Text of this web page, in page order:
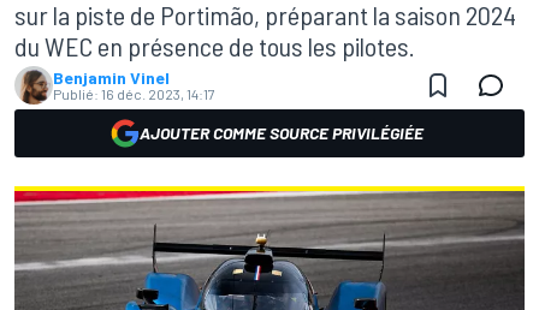
sur la piste de Portimão, préparant la saison 2024
du WEC en présence de tous les pilotes.
Benjamin Vinel
Publié: 16 déc. 2023, 14:17
AJOUTER COMME SOURCE PRIVILÉGIÉE